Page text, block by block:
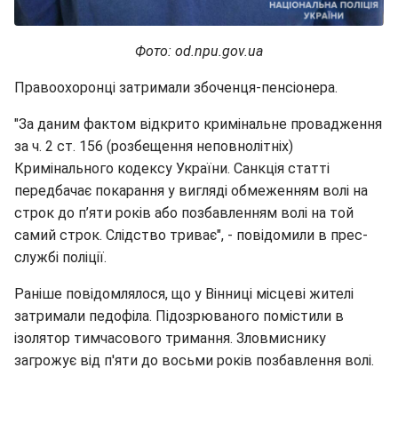
Фото: od.npu.gov.ua
Правоохоронці затримали збоченця-пенсіонера.
"За даним фактом відкрито кримінальне провадження
за ч. 2 ст. 156 (розбещення неповнолітніх)
Кримінального кодексу України. Санкція статті
передбачає покарання у вигляді обмеженням волі на
строк до п’яти років або позбавленням волі на той
самий строк. Слідство триває", - повідомили в прес-
службі поліції.
Раніше повідомлялося, що у Вінниці місцеві жителі
затримали педофіла. Підозрюваного помістили в
ізолятор тимчасового тримання. Зловмиснику
загрожує від п'яти до восьми років позбавлення волі.